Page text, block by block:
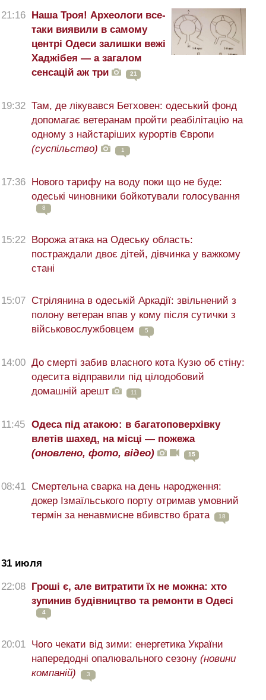
21:16
Наша Троя! Археологи все-
таки виявили в самому
центрі Одеси залишки вежі
Хаджібея — а загалом
сенсацій аж три
21
19:32 Там, де лікувався Бетховен: одеський фонд
допомагає ветеранам пройти реабілітацію на
одному з найстаріших курортів Європи
(суспільство)
1
17:36
Нового тарифу на воду поки що не буде:
одеські чиновники бойкотували голосування
8
15:22
Ворожа атака на Одеську область:
постраждали двоє дітей, дівчинка у важкому
стані
15:07 Стрілянина в одеській Аркадії: звільнений з
полону ветеран впав у кому після сутички з
військовослужбовцем
5
14:00 До смерті забив власного кота Кузю об стіну:
одесита відправили під цілодобовий
домашній арешт
11
11:45 Одеса під атакою: в багатоповерхівку
влетів шахед, на місці — пожежа
(оновлено, фото, відео)
15
08:41 Смертельна сварка на день народження:
докер Ізмаїльського порту отримав умовний
термін за ненавмисне вбивство брата
18
31 июля
22:08
Гроші є, але витратити їх не можна: хто
зупинив будівництво та ремонти в Одесі
4
20:01 Чого чекати від зими: енергетика України
напередодні опалювального сезону (новини
компаній)
3